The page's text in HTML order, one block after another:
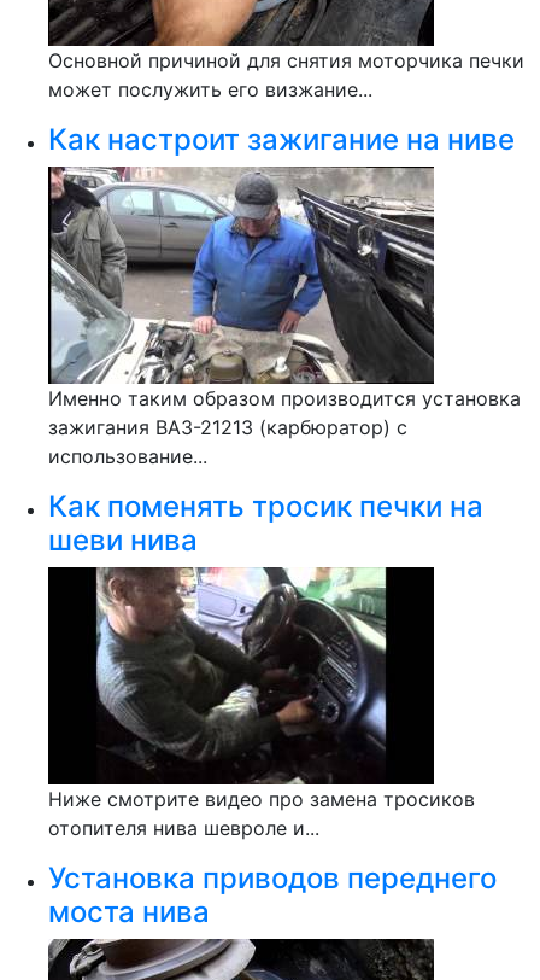
Основной причиной для снятия моторчика печки
может послужить его визжание...
Как настроит зажигание на ниве
Именно таким образом производится установка
зажигания ВАЗ-21213 (карбюратор) с
использование...
Как поменять тросик печки на
шеви нива
Ниже смотрите видео про замена тросиков
отопителя нива шевроле и...
Установка приводов переднего
моста нива